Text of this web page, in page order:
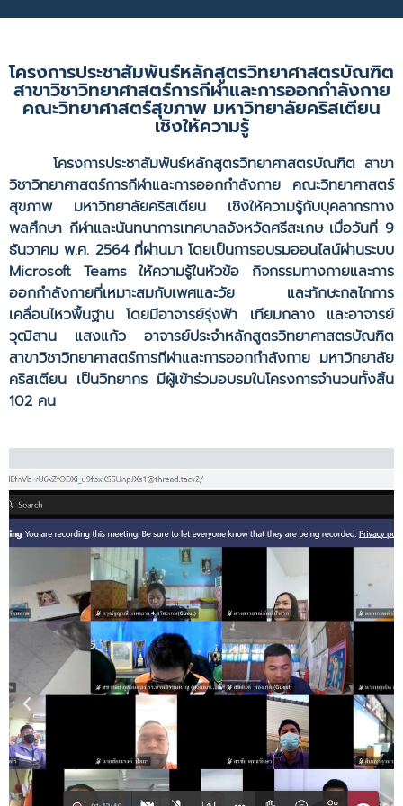
โครงการประชาสัมพันธ์หลักสูตรวิทยาศาสตรบัณฑิต
สาขาวิชาวิทยาศาสตร์การกีฬาและการออกกำลังกาย
คณะวิทยาศาสตร์สุขภาพ มหาวิทยาลัยคริสเตียน
เชิงให้ความรู้
โครงการประชาสัมพันธ์หลักสูตรวิทยาศาสตรบัณฑิต สาขา
วิชาวิทยาศาสตร์การกีฬาและการออกกำลังกาย คณะวิทยาศาสตร์
สุขภาพ มหาวิทยาลัยคริสเตียน เชิงให้ความรู้กับบุคลากรทาง
พลศึกษา กีฬาและนันทนาการเทศบาลจังหวัดศรีสะเกษ เมื่อวันที่ 9
ธันวาคม พ.ศ. 2564 ที่ผ่านมา โดยเป็นการอบรมออนไลน์ผ่านระบบ
Microsoft Teams ให้ความรู้ในหัวข้อ กิจกรรมทางกายและการ
ออกกำลังกายที่เหมาะสมกับเพศและวัย และทักษะกลไกการ
เคลื่อนไหวพื้นฐาน โดยมีอาจารย์รุ่งฟ้า เทียมกลาง และอาจารย์
วุฒิสาน แสงแก้ว อาจารย์ประจำหลักสูตรวิทยาศาสตรบัณฑิต
สาขาวิชาวิทยาศาสตร์การกีฬาและการออกกำลังกาย มหาวิทยาลัย
คริสเตียน เป็นวิทยากร มีผู้เข้าร่วมอบรมในโครงการจำนวนทั้งสิ้น
102 คน